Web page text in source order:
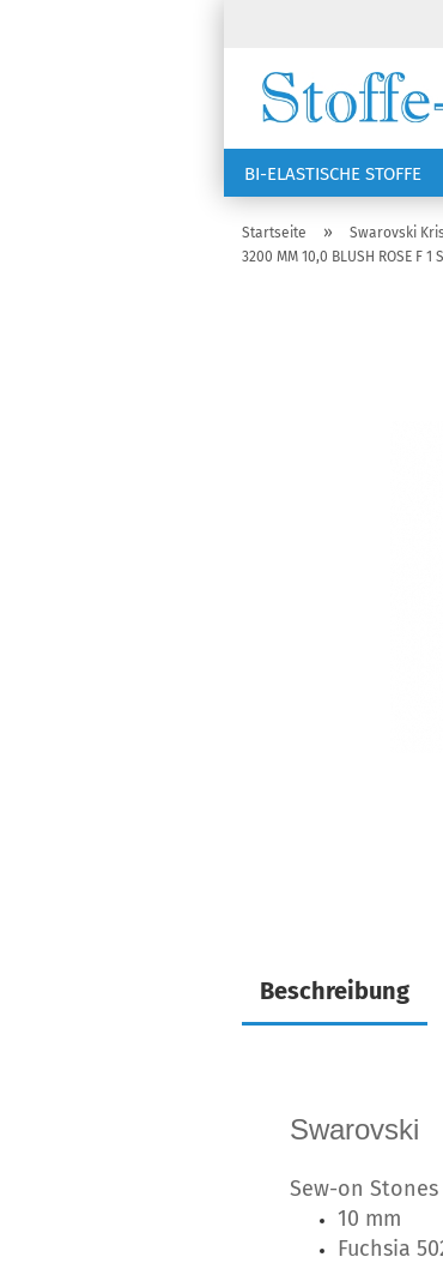
BI-ELASTISCHE STOFFE
NÄHZUBEHÖR RSG
Startseite » Swarovski
3200 MM 10,0 BLUSH ROSE F 1
Beschreibung
Swarovski
Sew-on
10 mm
Fuchsia